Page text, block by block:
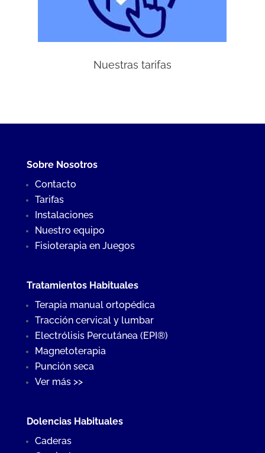
Nuestras tarifas
Sobre Nosotros
Contacto
Tarifas
Instalaciones
Nuestro equipo
Fisioterapia en Juegos
Tratamientos Habituales
Terapia manual ortopédica
Tracción cervical y lumbar
Electrólisis Percutánea (EPI®)
Magnetoterapia
Punción seca
Ver más >>
Dolencias Habituales
Caderas